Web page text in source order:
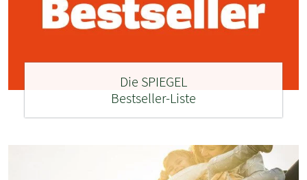
Die SPIEGEL
Bestseller-Liste